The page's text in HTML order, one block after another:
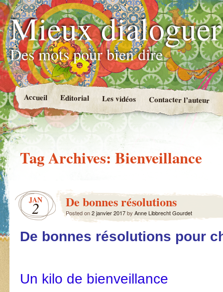
Mieux dialoguer
Des mots pour bien dire
Accueil Editorial Les vidéos Contacter l’auteur
Tag Archives: Bienveillance
JAN
2 De bonnes résolutions
Posted on2 janvier 2017by Anne Libbrecht Gourdet
De bonnes résolutions pour
Un kilo de bienveillance